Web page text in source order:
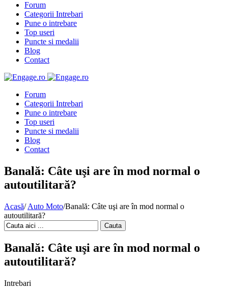
Forum
Categorii Intrebari
Pune o intrebare
Top useri
Puncte si medalii
Blog
Contact
Forum
Categorii Intrebari
Pune o intrebare
Top useri
Puncte si medalii
Blog
Contact
Banală: Câte uşi are în mod normal o
autoutilitară?
Acasă/ Auto Moto/Banală: Câte uşi are în mod normal o
autoutilitară?
Cauta
Banală: Câte uşi are în mod normal o
autoutilitară?
Intrebari